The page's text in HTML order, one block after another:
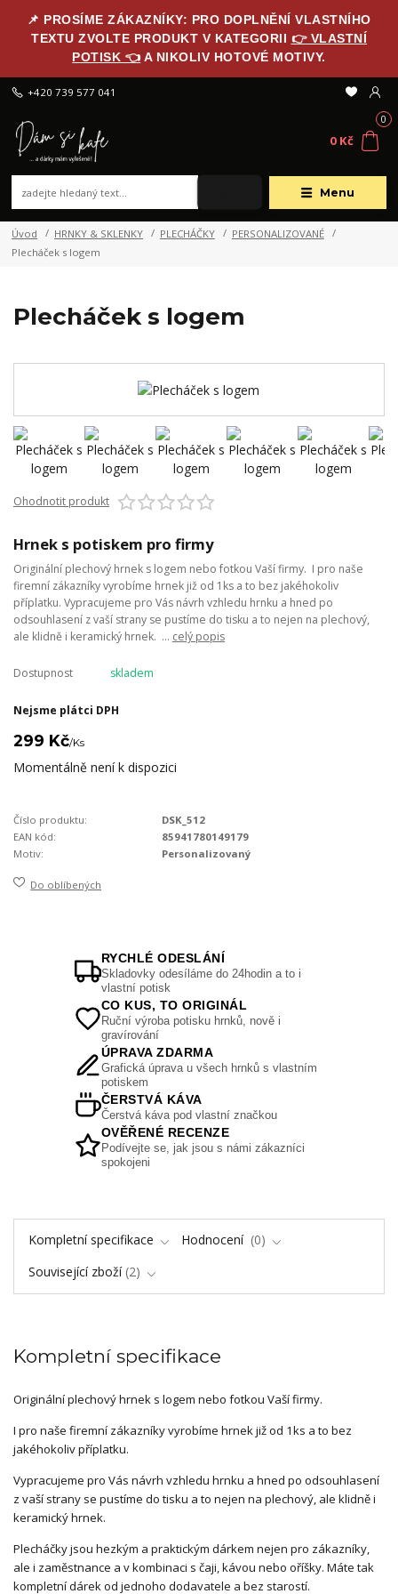
📌 PROSÍME ZÁKAZNÍKY: PRO DOPLNĚNÍ VLASTNÍHO
TEXTU ZVOLTE PRODUKT V KATEGORII 👉 VLASTNÍ
POTISK 👈 A NIKOLIV HOTOVÉ MOTIVY.
Menu
+420 739 577 041
0
0 Kč
Úvod HRNKY & SKLENKY PLECHÁČKY
PERSONALIZOVANÉ
Plecháček s logem
Plecháček s logem
Ohodnotit produkt
Hrnek s potiskem pro firmy
Originální plechový hrnek s logem nebo fotkou Vaší firmy. I pro naše
firemní zákazníky vyrobíme hrnek již od 1ks a to bez jakéhokoliv
příplatku. Vypracujeme pro Vás návrh vzhledu hrnku a hned po
odsouhlasení z vaší strany se pustíme do tisku a to nejen na plechový,
ale klidně i keramický hrnek. ... celý popis
Dostupnost skladem
Nejsme plátci DPH
299 Kč/Ks
Momentálně není k dispozici
Číslo produktu:
DSK_512
EAN kód:
85941780149179
Motiv:
Personalizovaný
Do oblíbených
RYCHLÉ ODESLÁNÍ
Skladovky odesíláme do 24hodin a to i
vlastní potisk
CO KUS, TO ORIGINÁL
Ruční výroba potisku hrnků, nově i
gravírování
ÚPRAVA ZDARMA
Grafická úprava u všech hrnků s vlastním
potiskem
ČERSTVÁ KÁVA
Čerstvá káva pod vlastní značkou
OVĚŘENÉ RECENZE
Podívejte se, jak jsou s námi zákazníci
spokojeni
Kompletní specifikace Hodnocení
0
Související zboží 2
Kompletní specifikace
Originální plechový hrnek s logem nebo fotkou Vaší firmy.
I pro naše firemní zákazníky vyrobíme hrnek již od 1ks a to bez
jakéhokoliv příplatku.
Vypracujeme pro Vás návrh vzhledu hrnku a hned po odsouhlasení
z vaší strany se pustíme do tisku a to nejen na plechový, ale klidně i
keramický hrnek.
Plecháčky jsou hezkým a praktickým dárkem nejen pro zákazníky,
ale i zaměstnance a v kombinaci s čaji, kávou nebo oříšky. Máte tak
kompletní dárek od jednoho dodavatele a bez starostí.